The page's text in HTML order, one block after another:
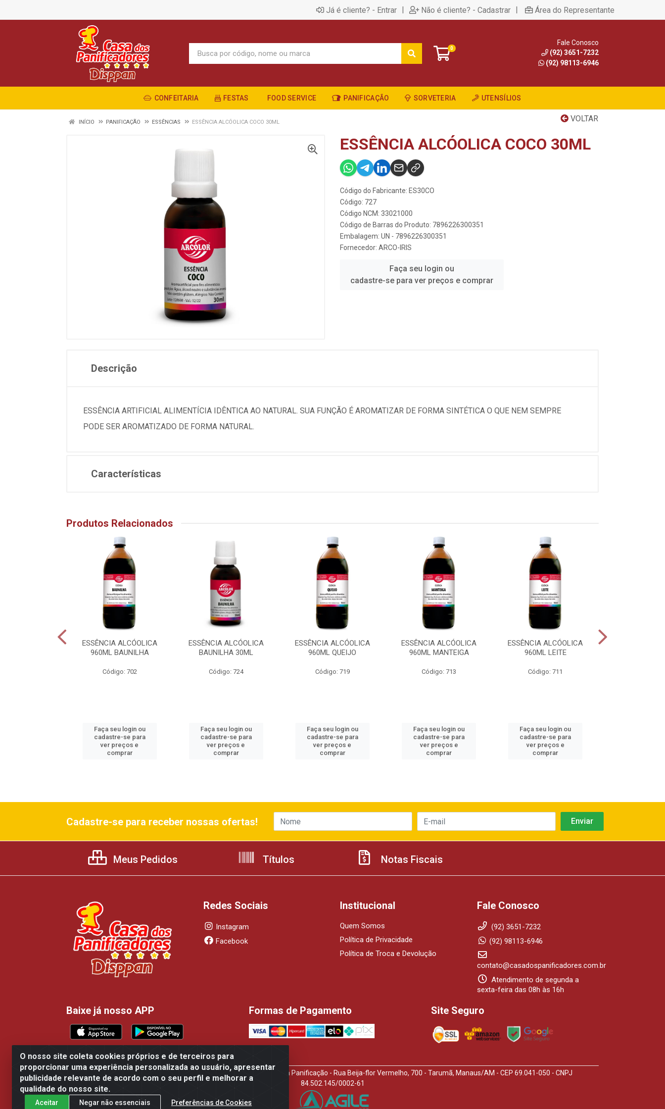
Já é cliente? - Entrar | Não é cliente? - Cadastrar | Área do Representante
0
Fale Conosco
(92) 3651-7232
(92) 98113-6946
CONFEITARIA FESTAS FOOD SERVICE PANIFICAÇÃO SORVETERIA UTENSÍLIOS
VOLTAR
INÍCIO PANIFICAÇÃO ESSÊNCIAS ESSÊNCIA ALCÓOLICA COCO 30ML
ESSÊNCIA ALCÓOLICA COCO 30ML
Código do Fabricante: ES30CO
Código: 727
Código NCM: 33021000
Código de Barras do Produto: 7896226300351
Embalagem: UN - 7896226300351
Fornecedor: ARCO-IRIS
Faça seu login ou
cadastre-se para ver preços e comprar
Descrição
ESSÊNCIA ARTIFICIAL ALIMENTÍCIA IDÊNTICA AO NATURAL. SUA FUNÇÃO É AROMATIZAR DE FORMA SINTÉTICA O QUE NEM SEMPRE
PODE SER AROMATIZADO DE FORMA NATURAL.
Características
Produtos Relacionados
ESSÊNCIA ALCÓOLICA
960ML BAUNILHA
Código: 702
Faça seu login ou
cadastre-se para
ver preços e
comprar
ESSÊNCIA ALCÓOLICA
BAUNILHA 30ML
Código: 724
Faça seu login ou
cadastre-se para
ver preços e
comprar
ESSÊNCIA ALCÓOLICA
960ML QUEIJO
Código: 719
Faça seu login ou
cadastre-se para
ver preços e
comprar
ESSÊNCIA ALCÓOLICA
960ML MANTEIGA
Código: 713
Faça seu login ou
cadastre-se para
ver preços e
comprar
ESSÊNCIA ALCÓOLICA
960ML LEITE
Código: 711
Faça seu login ou
cadastre-se para
ver preços e
comprar
O nosso site coleta cookies próprios e de terceiros para
proporcionar uma experiência personalizada ao usuário, apresentar
publicidade relevante de acordo com o seu perfil e melhorar a
qualidade do nosso site.
Aceitar Negar não essenciais Preferências de Cookies
Cadastre-se para receber nossas ofertas!
Meus Pedidos Títulos Notas Fiscais
Redes Sociais
Instagram
Facebook
Institucional
Quem Somos
Política de Privacidade
Política de Troca e Devolução
Fale Conosco
(92) 3651-7232
(92) 98113-6946
contato@casadospanificadores.com.br
Atendimento de segunda a
sexta-feira das 08h às 16h
Baixe já nosso APP Formas de Pagamento Site Seguro
Casa dos Panificadores Disppan Distribuidora de Produtos Para Panificação - Rua Beija-flor Vermelho, 700 - Tarumã, Manaus/AM - CEP 69.041-050 - CNPJ
84.502.145/0002-61